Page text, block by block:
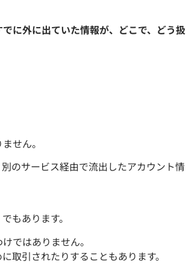
でに外に出ていた情報が、どこで、どう扱
せん。
のサービス経由で流出したアカウント情
もあります。
ではありません。
取引されたりすることもあります。